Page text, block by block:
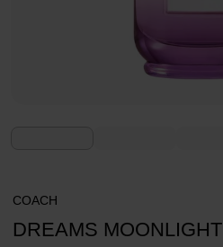
COACH
DREAMS MOONLIGHT